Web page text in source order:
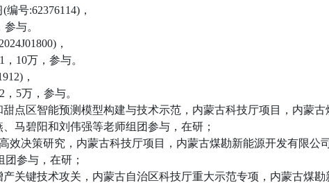
号:62376114)，
与。
，
10万，参与。
，
5万，参与。
点区智能预测模型构建与技术示范，内蒙古科技厅项目，内蒙古
马碧阳和刘伟强等老师组团参与，在研；
决策研究，内蒙古科技厅项目，内蒙古煤勘新能源开发有限公
参与，在研；
关键技术攻关，内蒙古自治区科技厅重大示范专项，内蒙古煤勘